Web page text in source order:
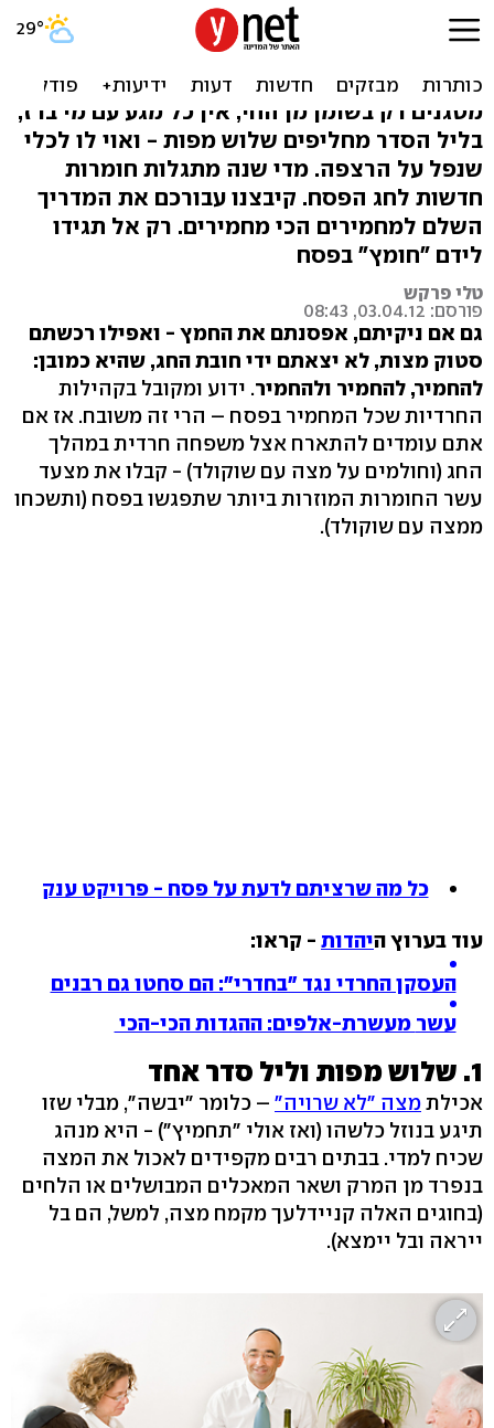
פסח 2012: עשר החומרות
ההזויות ביותר
מטגנים רק בשומן מן החי, אין כל מגע עם מי ברז,
בליל הסדר מחליפים שלוש מפות - ואוי לו לכלי
שנפל על הרצפה. מדי שנה מתגלות חומרות
חדשות לחג הפסח. קיבצנו עבורכם את המדריך
השלם למחמירים הכי מחמירים. רק אל תגידו
לידם "חומץ" בפסח
טלי פרקש
פורסם: 03.04.12, 08:43
גם אם ניקיתם, אפסנתם את החמץ - ואפילו רכשתם
סטוק מצות, לא יצאתם ידי חובת החג, שהיא כמובן:
להחמיר, להחמיר ולהחמיר. ידוע ומקובל בקהילות
החרדיות שכל המחמיר בפסח – הרי זה משובח. אז אם
אתם עומדים להתארח אצל משפחה חרדית במהלך
החג (וחולמים על מצה עם שוקולד) - קבלו את מצעד
עשר החומרות המוזרות ביותר שתפגשו בפסח (ותשכחו
ממצה עם שוקולד).
כל מה שרציתם לדעת על פסח - פרויקט ענק
עוד בערוץ היהדות - קראו:
העסקן החרדי נגד "בחדרי": הם סחטו גם רבנים
עשר מעשרת-אלפים: ההגדות הכי-הכי
1. שלוש מפות וליל סדר אחד
אכילתמצה "לא שרויה" – כלומר "יבשה", מבלי שזו
תיגע בנוזל כלשהו (ואז אולי "תחמיץ") - היא מנהג
שכיח למדי. בבתים רבים מקפידים לאכול את המצה
בנפרד מן המרק ושאר המאכלים המבושלים או הלחים
(בחוגים האלה קניידלעך מקמח מצה, למשל, הם בל
ייראה ובל יימצא).